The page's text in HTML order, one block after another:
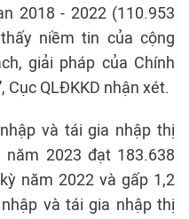
2018 - 2022 (110.953
niềm tin của cộng
giải pháp của Chính
Cục QLĐKKD nhận xét.
và tái gia nhập thị
2023 đạt 183.638
năm 2022 và gấp 1,2
và tái gia nhập thị